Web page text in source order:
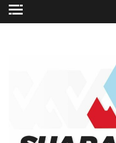
Skip
to